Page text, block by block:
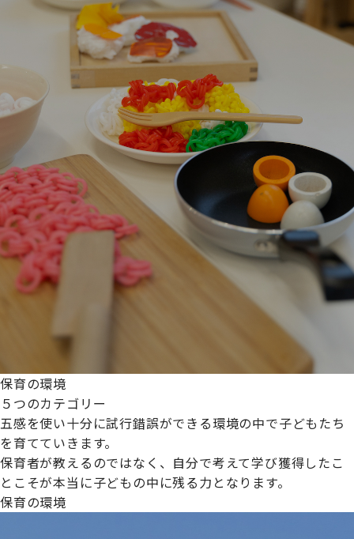
保育の環境
５つのカテゴリー
五感を使い十分に試行錯誤ができる環境の中で子どもたち
を育てていきます。
保育者が教えるのではなく、自分で考えて学び獲得したこ
とこそが本当に子どもの中に残る力となります。
保育の環境